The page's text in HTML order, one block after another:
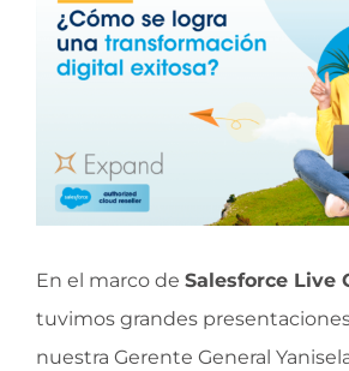
En el marco de Salesforce Live
tuvimos grandes
nuestra Gerente General